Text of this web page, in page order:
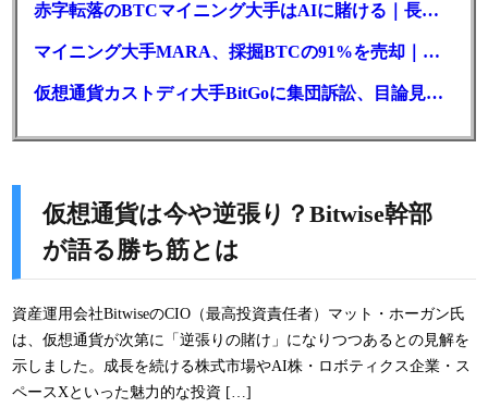
赤字転落のBTCマイニング大手はAIに賭ける｜長期負債17.8億ドル
マイニング大手MARA、採掘BTCの91%を売却｜純損失6億ドル
仮想通貨カストディ大手BitGoに集団訴訟、目論見書が争点に
仮想通貨は今や逆張り？Bitwise幹部
が語る勝ち筋とは
資産運用会社BitwiseのCIO（最高投資責任者）マット・ホーガン氏
は、仮想通貨が次第に「逆張りの賭け」になりつつあるとの見解を
示しました。成長を続ける株式市場やAI株・ロボティクス企業・ス
ペースXといった魅力的な投資 […]